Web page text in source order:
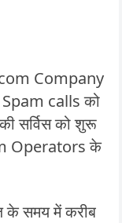
Company
calls को
सर्विस को शुरू
Operators के
के समय में करीब